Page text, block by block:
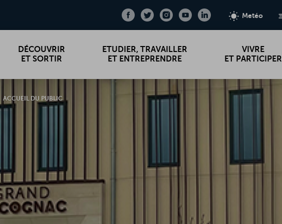
Facebook
Twitter
Instagram
Youtube
LinkedinMetéo
Facebook
Twitter
Instagram
Youtube
LinkedinMetéo
DÉCOUVRIR
ET SORTIR
ETUDIER, TRAVAILLER
ET ENTREPRENDRE
VIVRE
ET PARTICIPER
ACCUEIL DU PUBLIC